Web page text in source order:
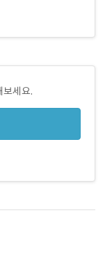
보세요.